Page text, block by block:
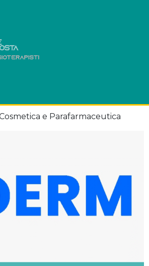
e Parafarmaceutica